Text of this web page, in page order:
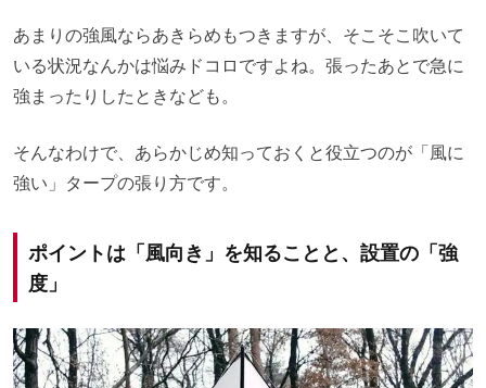
あまりの強風ならあきらめもつきますが、そこそこ吹いて
いる状況なんかは悩みドコロですよね。張ったあとで急に
強まったりしたときなども。
そんなわけで、あらかじめ知っておくと役立つのが「風に
強い」タープの張り方です。
ポイントは「風向き」を知ることと、設置の「強
度」